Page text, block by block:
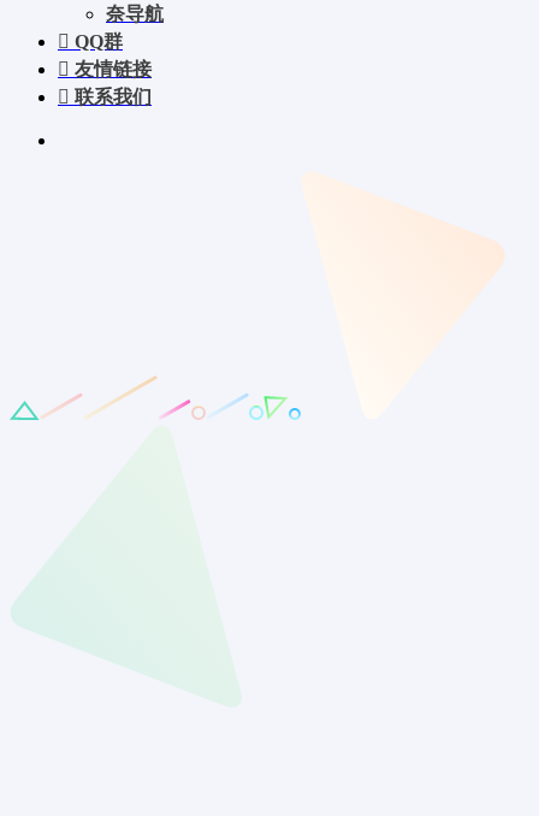
奈导航
QQ群
友情链接
联系我们